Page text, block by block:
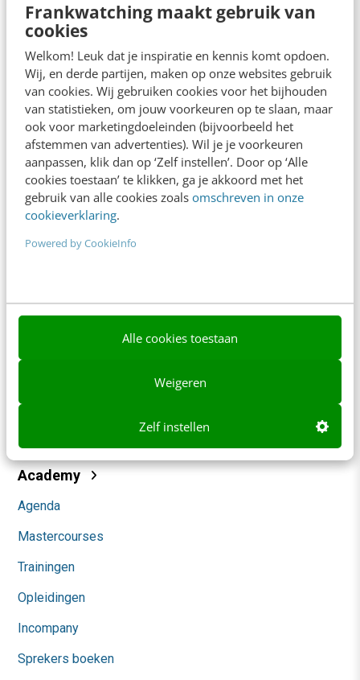
Frankwatching maakt gebruik van
cookies
Welkom! Leuk dat je inspiratie en kennis komt opdoen.
Wij, en derde partijen, maken op onze websites gebruik
van cookies. Wij gebruiken cookies voor het bijhouden
van statistieken, om jouw voorkeuren op te slaan, maar
ook voor marketingdoeleinden (bijvoorbeeld het
afstemmen van advertenties). Wil je je voorkeuren
aanpassen, klik dan op ‘Zelf instellen’. Door op ‘Alle
cookies toestaan’ te klikken, ga je akkoord met het
gebruik van alle cookies zoals omschreven in onze
cookieverklaring.
Powered by CookieInfo
Alle cookies toestaan
Weigeren
Zelf instellen
Contact
Nieuwsbrieven
Over ons
Ons team
Werken bij
Whitepapers
Blog
AI & Tech
Klantcontact & CX
Themanieuwsbrieven
Academy
Agenda
Mastercourses
Trainingen
Opleidingen
Incompany
Sprekers boeken